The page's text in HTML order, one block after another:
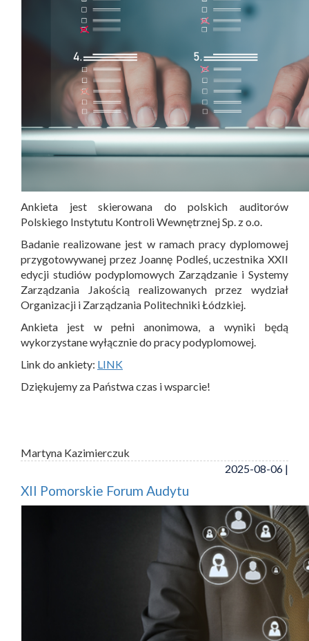
Ankieta jest skierowana do polskich auditorów
Polskiego Instytutu Kontroli Wewnętrznej Sp. z o.o.
Badanie realizowane jest w ramach pracy dyplomowej
przygotowywanej przez Joannę Podleś, uczestnika XXII
edycji studiów podyplomowych Zarządzanie i Systemy
Zarządzania Jakością realizowanych przez wydział
Organizacji i Zarządzania Politechniki Łódzkiej.
Ankieta jest w pełni anonimowa, a wyniki będą
wykorzystane wyłącznie do pracy podyplomowej.
Link do ankiety: LINK
Dziękujemy za Państwa czas i wsparcie!
Martyna Kazimierczuk
2025-08-06 |
XII Pomorskie Forum Audytu